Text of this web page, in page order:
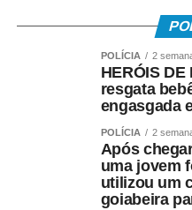
POLÍCIA 2
HERÓIS
resgata
engasgada
POLÍCIA 2
Após
uma jovem
utilizou um
goiabeira